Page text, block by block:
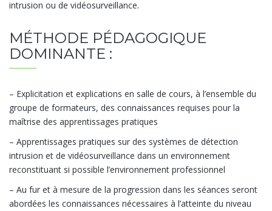
intrusion ou de vidéosurveillance.
MÉTHODE PÉDAGOGIQUE
DOMINANTE :
– Explicitation et explications en salle de cours, à l’ensemble du
groupe de formateurs, des connaissances requises pour la
maîtrise des apprentissages pratiques
– Apprentissages pratiques sur des systèmes de détection
intrusion et de vidéosurveillance dans un environnement
reconstituant si possible l’environnement professionnel
– Au fur et à mesure de la progression dans les séances seront
abordées les connaissances nécessaires à l’atteinte du niveau